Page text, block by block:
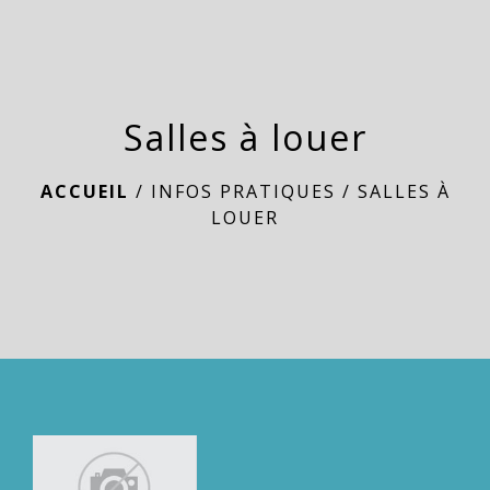
Salles à louer
ACCUEIL / INFOS PRATIQUES / SALLES À
LOUER